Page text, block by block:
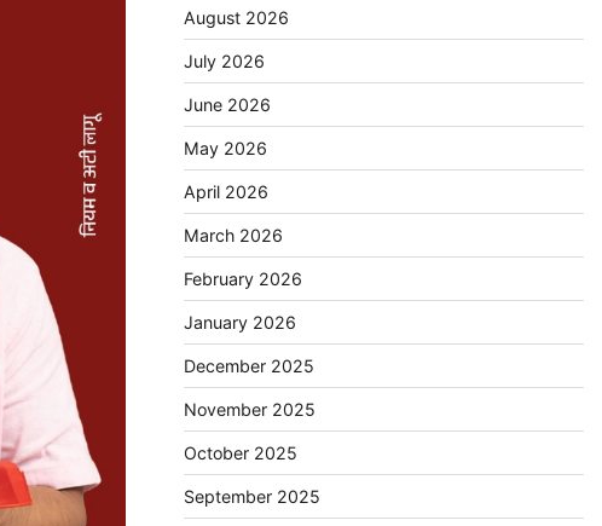
August 2026
July 2026
June 2026
May 2026
April 2026
March 2026
February 2026
January 2026
December 2025
November 2025
October 2025
September 2025